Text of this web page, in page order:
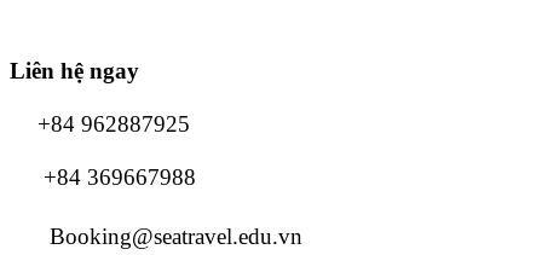
Liên hệ ngay
+84 962887925
+84 369667988
Booking@seatravel.edu.vn